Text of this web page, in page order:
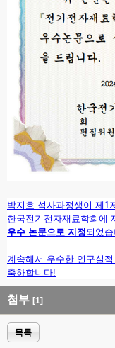
박지호 석사과정생이 제1
한국전기전자재료학회에
우수 논문으로 지정되었
계속해서 우수한 연구실
축하합니다!
첨부 [1]
목록